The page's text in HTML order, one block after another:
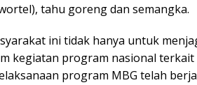
tahu goreng dan semangka.
ini tidak hanya untuk
kegiatan program nasional terkait
program MBG telah